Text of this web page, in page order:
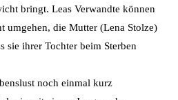
bringt. Leas Verwandte können
umgehen, die Mutter (Lena Stolze)
sie ihrer Tochter beim Sterben
noch einmal kurz